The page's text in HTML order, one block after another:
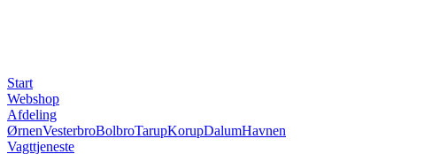
Start
Webshop
Afdeling
ØrnenVesterbroBolbroTarupKorupDalumHavnen
Vagttjeneste